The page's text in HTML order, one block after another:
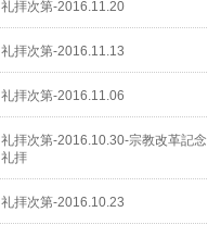
礼拝次第-2016.11.20
礼拝次第-2016.11.13
礼拝次第-2016.11.06
礼拝次第-2016.10.30-宗教改革記念
礼拝
礼拝次第-2016.10.23